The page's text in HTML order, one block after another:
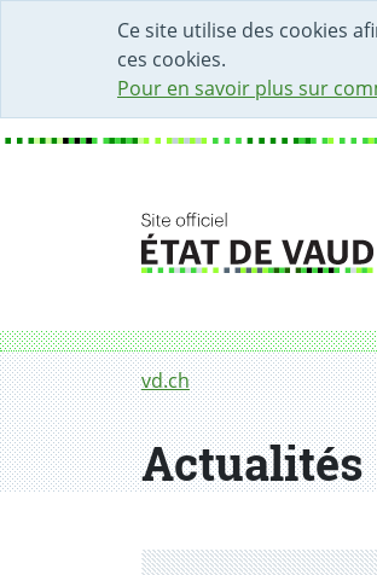
Ce site utilise des cookies
ces cookies.
Pour en savoir plus sur
DÉBUT DU CONTENU DE
ACCÈS AU CHAMP DE
PAGE D'ACCUEIL
FORMULAIRE DE
Fil d'Ariane
vd.ch
Actualités
Actualités